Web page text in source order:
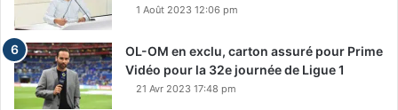
1 Août 2023 12:06 pm
OL-OM en exclu, carton assuré pour Prime
Vidéo pour la 32e journée de Ligue 1
21 Avr 2023 17:48 pm